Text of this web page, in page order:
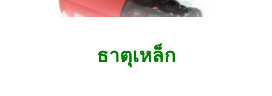
ธาตุเหล็ก